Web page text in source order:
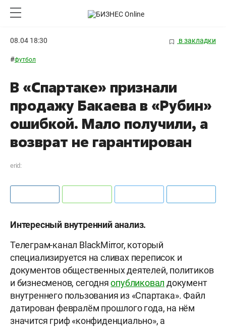
08.04 18:30 в закладки
#футбол
В «Спартаке» признали
продажу Бакаева в «Рубин»
ошибкой. Мало получили, а
возврат не гарантирован
erid:
Интересный внутренний анализ.
Телеграм-канал BlackMirror, который
специализируется на сливах переписок и
документов общественных деятелей, политиков
и бизнесменов, сегодняопубликовал документ
внутреннего пользования из «Спартака». Файл
датирован февралём прошлого года, на нём
значится гриф «конфиденциально», а